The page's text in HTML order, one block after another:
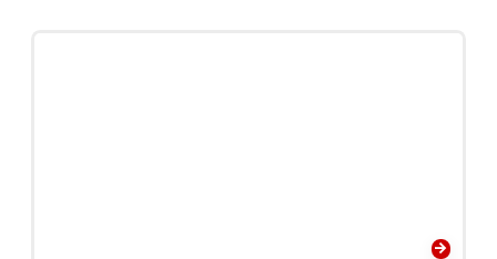
arrow_forward